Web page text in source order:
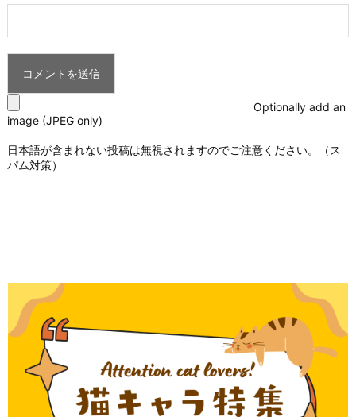
Optionally add an
image (JPEG only)
日本語が含まれない投稿は無視されますのでご注意ください。（ス
パム対策）